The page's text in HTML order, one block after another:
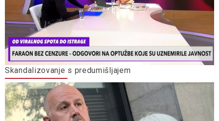
Skandalizovanje s predumišljajem